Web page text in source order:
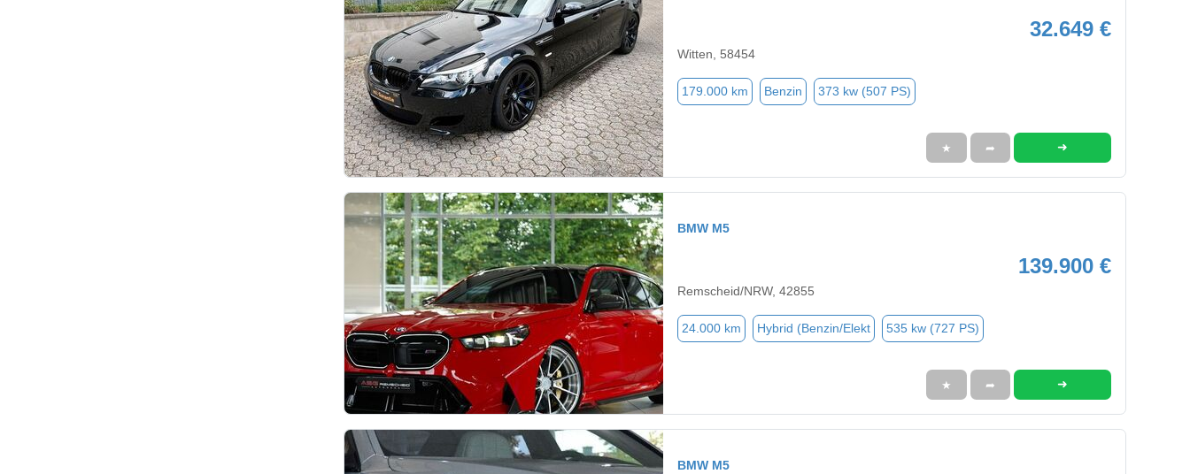
32.649 €
Witten, 58454
179.000 km Benzin 373 kw (507 PS)
★ ➦ ➜
BMW M5
139.900 €
Remscheid/NRW, 42855
24.000 km Hybrid (Benzin/Elekt 535 kw (727 PS)
★ ➦ ➜
BMW M5